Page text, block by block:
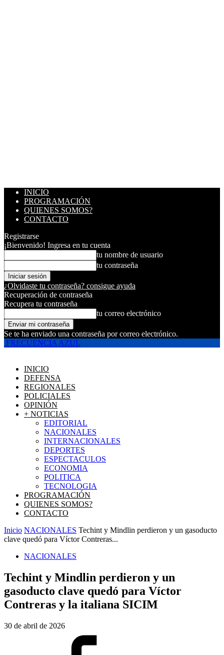
INICIO
PROGRAMACIÓN
QUIENES SOMOS?
CONTACTO
Registrarse
¡Bienvenido! Ingresa en tu cuenta
tu nombre de usuario
tu contraseña
¿Olvidaste tu contraseña? consigue ayuda
Recuperación de contraseña
Recupera tu contraseña
tu correo electrónico
Se te ha enviado una contraseña por correo electrónico.
FRECUENCIA AZUL
INICIO
DEFENSA
REGIONALES
POLICIALES
OPINIÓN
+ NOTICIAS
EDITORIAL
NACIONALES
INTERNACIONALES
DEPORTES
ESPECTACULOS
ECONOMIA
POLITICA
TECNOLOGIA
PROGRAMACIÓN
QUIENES SOMOS?
CONTACTO
Inicio NACIONALES Techint y Mindlin perdieron y un gasoducto
clave quedó para Víctor Contreras...
NACIONALES
Techint y Mindlin perdieron y un
gasoducto clave quedó para Víctor
Contreras y la italiana SICIM
30 de abril de 2026